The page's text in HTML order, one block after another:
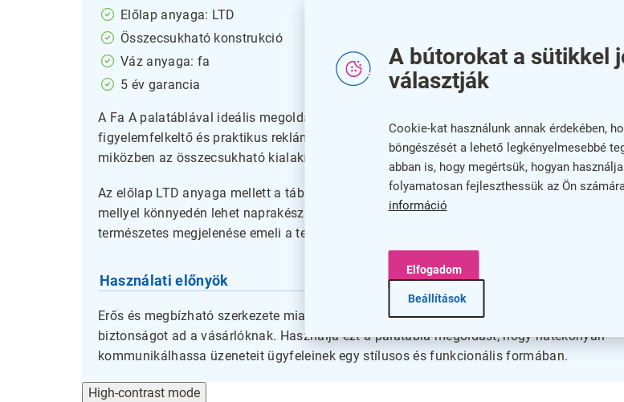
A bútorokat a sütikkel
választják
Cookie-kat használunk annak érdekében,
böngészését a lehető legkényelmesebbé
abban is, hogy megértsük, hogyan
folyamatosan fejleszthessük az Ön
információ
Beállítások
Elfogadom
Előlap anyaga: LTD
Összecsukható konstrukció
Váz anyaga: fa
5 év garancia
A Fa A palatáblával ideális megoldást kínál üzletek, kávézók vagy éttermek számára,
figyelemfelkeltő és praktikus reklámeszközt keresnek. A masszív fa váz tartós
miközben az összecsukható kialakításának köszönhetően egyszerűen mozgatható és
Az előlap LTD anyaga mellett a tábla stabil felületet nyújt a kréta vagy más jelölő
mellyel könnyedén lehet naprakész információkat, ajánlatokat vagy menüt megjeleníteni.
természetes megjelenése emeli a termék esztétikai értékét, bármilyen környezetbe jól
Használati előnyök
Erős és megbízható szerkezete miatt hosszú távon használható, míg a 5 év garancia plusz
biztonságot ad a vásárlóknak. Használja ezt a palatábla megoldást, hogy hatékonyan
kommunikálhassa üzeneteit ügyfeleinek egy stílusos és funkcionális formában.
High-contrast mode